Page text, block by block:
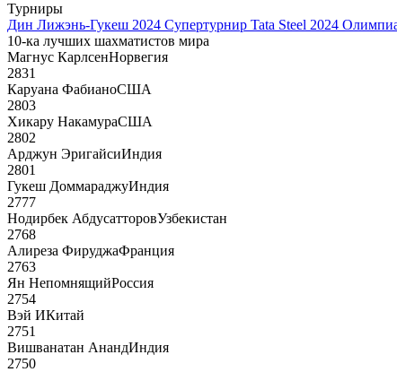
Турниры
Дин Лижэнь-Гукеш 2024 Супертурнир Tata Steel 2024
10-ка лучших шахматистов мира
Магнус КарлсенНорвегия
2831
Каруана ФабианоСША
2803
Хикару НакамураСША
2802
Арджун ЭригайсиИндия
2801
Гукеш ДоммараджуИндия
2777
Нодирбек АбдусатторовУзбекистан
2768
Алиреза ФируджаФранция
2763
Ян НепомнящийРоссия
2754
Вэй ИКитай
2751
Вишванатан АнандИндия
2750